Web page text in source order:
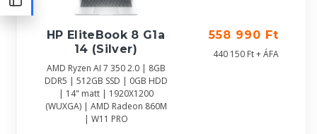
HP EliteBook 8 G1a
14 (Silver)
AMD Ryzen AI 7 350 2.0 | 8GB
DDR5 | 512GB SSD | 0GB HDD
| 14" matt | 1920X1200
(WUXGA) | AMD Radeon 860M
| W11 PRO
558 990 Ft
440 150 Ft + ÁFA